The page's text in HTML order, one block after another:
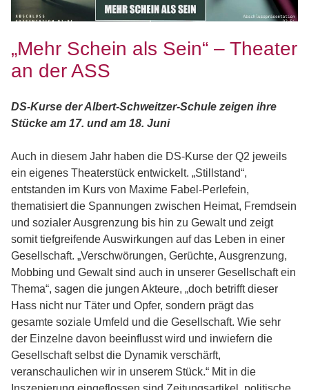
„Mehr Schein als Sein“ – Theater
an der ASS
DS-Kurse der Albert-Schweitzer-Schule zeigen ihre
Stücke am 17. und am 18. Juni
Auch in diesem Jahr haben die DS-Kurse der Q2 jeweils
ein eigenes Theaterstück entwickelt. „Stillstand“,
entstanden im Kurs von Maxime Fabel-Perlefein,
thematisiert die Spannungen zwischen Heimat, Fremdsein
und sozialer Ausgrenzung bis hin zu Gewalt und zeigt
somit tiefgreifende Auswirkungen auf das Leben in einer
Gesellschaft. „Verschwörungen, Gerüchte, Ausgrenzung,
Mobbing und Gewalt sind auch in unserer Gesellschaft ein
Thema“, sagen die jungen Akteure, „doch betrifft dieser
Hass nicht nur Täter und Opfer, sondern prägt das
gesamte soziale Umfeld und die Gesellschaft. Wie sehr
der Einzelne davon beeinflusst wird und inwiefern die
Gesellschaft selbst die Dynamik verschärft,
veranschaulichen wir in unserem Stück.“ Mit in die